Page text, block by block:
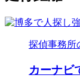
探偵事務所
カーナビ